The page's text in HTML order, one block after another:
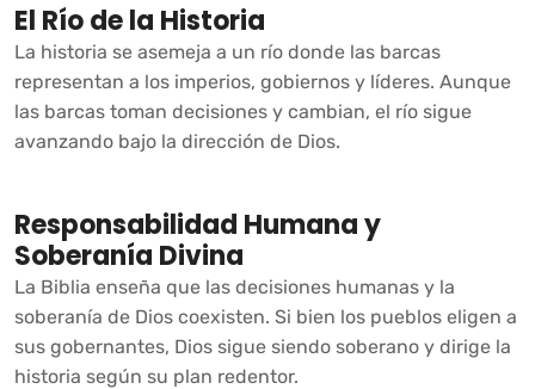
El Río de la Historia
La historia se asemeja a un río donde las barcas
representan a los imperios, gobiernos y líderes. Aunque
las barcas toman decisiones y cambian, el río sigue
avanzando bajo la dirección de Dios.
Responsabilidad Humana y
Soberanía Divina
La Biblia enseña que las decisiones humanas y la
soberanía de Dios coexisten. Si bien los pueblos eligen a
sus gobernantes, Dios sigue siendo soberano y dirige la
historia según su plan redentor.